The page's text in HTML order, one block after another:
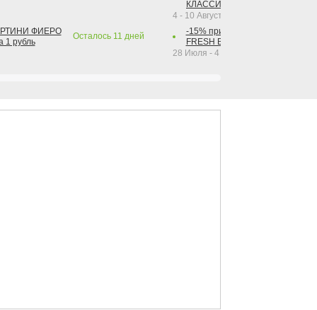
ФИЕРО
1 рубль
Осталось 11 дней
КЛАССИК КОЛА 1 л за 1 рубль
4 - 10 Августа 2026
-15% при покупке от 2-х штук
FRESH BAR КОЛА в
28 Июля - 4 Октября 2026